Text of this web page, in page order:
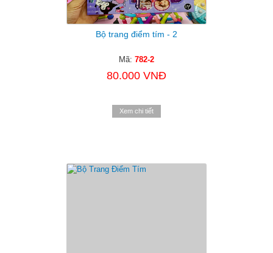
Bộ trang điểm tím - 2
Mã: 782-2
80.000 VNĐ
Xem chi tiết